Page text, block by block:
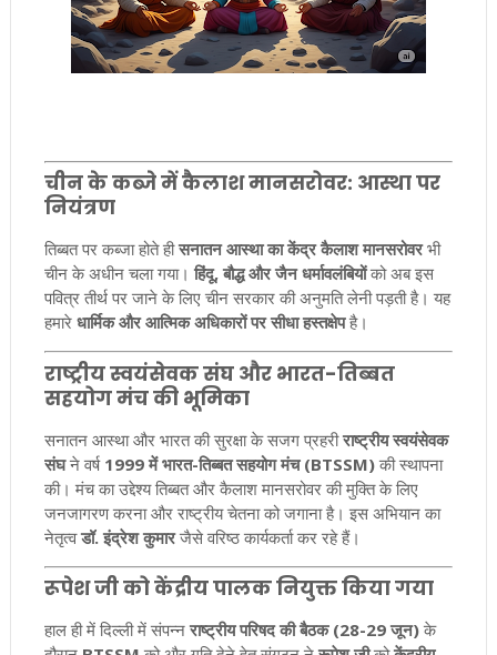
चीन के कब्जे में कैलाश मानसरोवर: आस्था पर
नियंत्रण
तिब्बत पर कब्जा होते हीसनातन आस्था का केंद्र कैलाश मानसरोवरभी
चीन के अधीन चला गया। हिंदू, बौद्ध और जैन धर्मावलंबियोंको अब इस
पवित्र तीर्थ पर जाने के लिए चीन सरकार की अनुमति लेनी पड़ती है। यह
हमारे धार्मिक और आत्मिक अधिकारों पर सीधा हस्तक्षेपहै।
राष्ट्रीय स्वयंसेवक संघ और भारत-तिब्बत
सहयोग मंच की भूमिका
सनातन आस्था और भारत की सुरक्षा के सजग प्रहरीराष्ट्रीय स्वयंसेवक
संघने वर्ष 1999 में भारत-तिब्बत सहयोग मंच (BTSSM)की स्थापना
की। मंच का उद्देश्य तिब्बत और कैलाश मानसरोवर की मुक्ति के लिए
जनजागरण करना और राष्ट्रीय चेतना को जगाना है। इस अभियान का
नेतृत्वडॉ. इंद्रेश कुमारजैसे वरिष्ठ कार्यकर्ता कर रहे हैं।
रूपेश जी को केंद्रीय पालक नियुक्त किया गया
हाल ही में दिल्ली में संपन्न राष्ट्रीय परिषद की बैठक (28-29 जून)के